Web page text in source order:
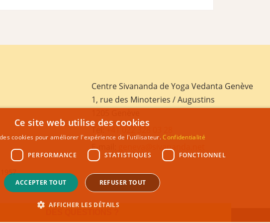
Centre Sivananda de Yoga Vedanta Genève
1, rue des Minoteries / Augustins
E-mail:
geneva@sivananda.net
Ce site web utilise des cookies
cookies pour améliorer l'expérience de l'utilisateur.Confidentialité
PERFORMANCE STATISTIQUES FONCTIONNEL
ACCEPTER TOUT REFUSER TOUT
AFFICHER LES DÉTAILS